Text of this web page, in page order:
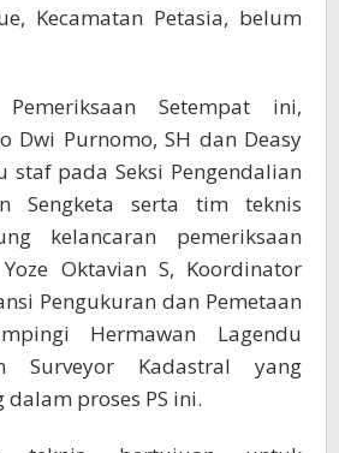
Kecamatan Petasia, belum
Setempat ini,
Dwi Purnomo, SH dan Deasy
staf pada Seksi Pengendalian
Sengketa serta tim teknis
kelancaran pemeriksaan
Oktavian S, Koordinator
Pengukuran dan Pemetaan
Hermawan Lagendu
Surveyor Kadastral yang
proses PS ini.